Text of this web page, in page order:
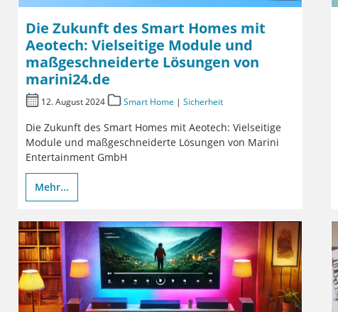
Die Zukunft des Smart Homes mit
Aeotech: Vielseitige Module und
maßgeschneiderte Lösungen von
marini24.de
12. August 2024 Smart Home | Sicherheit
Die Zukunft des Smart Homes mit Aeotech: Vielseitige
Module und maßgeschneiderte Lösungen von Marini
Entertainment GmbH
Mehr...